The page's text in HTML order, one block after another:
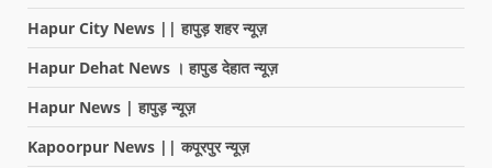
Hapur City News || हापुड़ शहर न्यूज़
Hapur Dehat News । हापुड देहात न्यूज़
Hapur News | हापुड़ न्यूज़
Kapoorpur News || कपूरपुर न्यूज़